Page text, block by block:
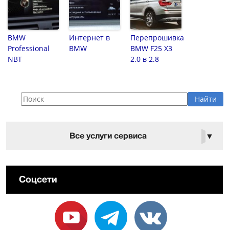
BMW
Professional
NBT
Интернет в
BMW
Перепрошивка
BMW F25 X3
2.0 в 2.8
Все услуги сервиса ▼
Соцсети